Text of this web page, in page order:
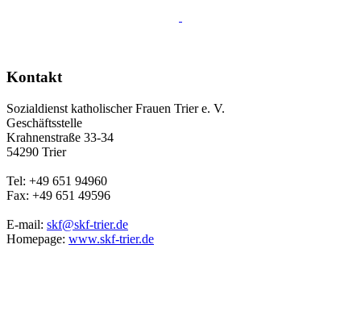
Kontakt
Sozialdienst katholischer Frauen Trier e. V.
Geschäftsstelle
Krahnenstraße 33-34
54290 Trier
Tel: +49 651 94960
Fax: +49 651 49596
E-mail: skf@skf-trier.de
Homepage: www.skf-trier.de